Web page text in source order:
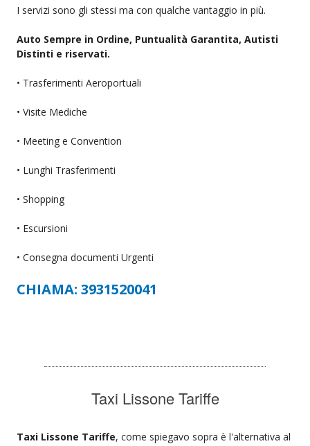
I servizi sono gli stessi ma con qualche vantaggio in più.
Auto Sempre in Ordine, Puntualità Garantita, Autisti
Distinti e riservati.
• Trasferimenti Aeroportuali
• Visite Mediche
• Meeting e Convention
• Lunghi Trasferimenti
• Shopping
• Escursioni
• Consegna documenti Urgenti
CHIAMA: 3931520041
Taxi Lissone Tariffe
Taxi Lissone Tariffe, come spiegavo sopra è l'alternativa al